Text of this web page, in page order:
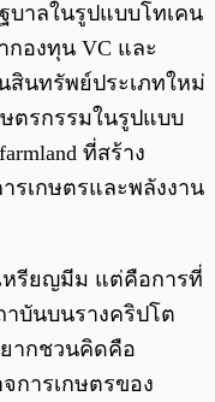
บาลในรูปแบบโทเคน
กองทุน VC และ
สินทรัพย์ประเภทใหม่
ตรกรรมในรูปแบบ
ที่สร้าง
รเกษตรและพลังงาน
หรียญมีม แต่คือการที่
าบันบนรางคริปโต
ยากชวนคิดคือ
การเกษตรของ